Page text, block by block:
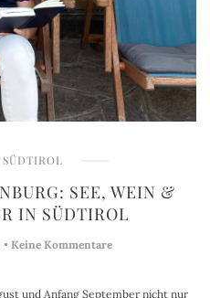
SÜDTIROL
SEE, WEIN &
IN SÜDTIROL
Keine Kommentare
und Anfang September nicht nur